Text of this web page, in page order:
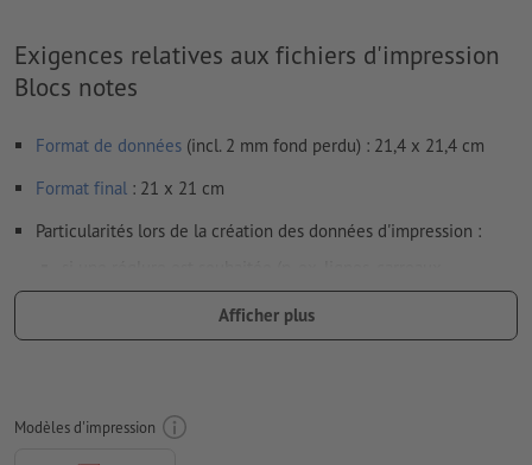
Exigences relatives aux fichiers d'impression
Blocs notes
Format de données (incl. 2 mm fond perdu) : 21,4 x 21,4 cm
Format final : 21 x 21 cm
Particularités lors de la création des données d'impression :
pointillés), celle-ci doit être enregistrée dans les données
de fond perdu
importantes à une distance de min. 4 mm du format final
Afficher plus
Modèles d'impression